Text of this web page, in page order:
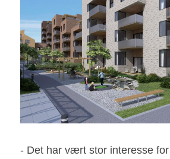
- Det har vært stor interesse